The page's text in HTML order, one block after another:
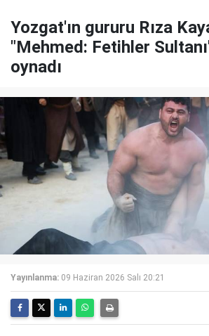
Yozgat'ın gururu Rıza
"Mehmed: Fetihler
oynadı
Yayınlanma: 09 Haziran 2026 Salı 20:21